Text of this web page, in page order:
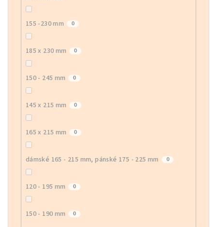
155 -230 mm 0
185 x 230 mm 0
150 - 245 mm 0
145 x 215 mm 0
165 x 215 mm 0
dámské 165 - 215 mm, pánské 175 - 225 mm 0
120 - 195 mm 0
150 - 190 mm 0